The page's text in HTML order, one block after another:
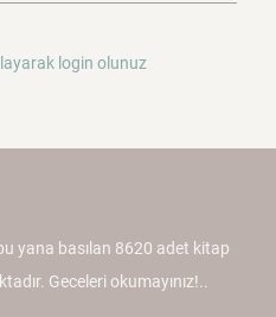
login olunuz
yana basılan 8620 adet kitap
Geceleri okumayınız!..